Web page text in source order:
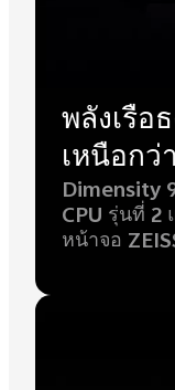
พลังเรือ
เหนือกว่า
Dimensity
CPU รุ่นที่
หน้าจอ